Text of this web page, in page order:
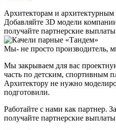
Архитекторам и
Добавляйте 3D модели
получайте партнерские
Мы- не просто производитель,
Мы закрываем для вас
часть по детским,
Архитектору не нужно
подготовили.
Работайте с нами как партнер.
получайте партнерские